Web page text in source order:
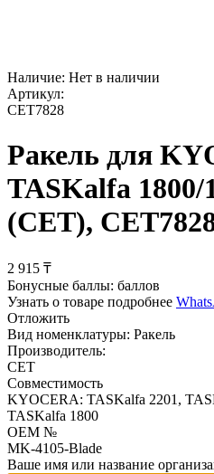
Наличие: Нет в наличии
Артикул:
CET7828
Ракель для
TASKalfa 1800/
(CET),
2 915 ₸
Бонусные баллы: баллов
Узнать о товаре подробнее
Отложить
Вид номенклатуры: Ракель
Производитель:
CET
Совместимость
KYOCERA: TASKalfa 2201,
TASKalfa 1800
OEM №
MK-4105-Blade
Ваше имя или название